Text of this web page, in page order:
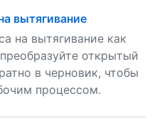
вытягивание
на вытягивание как
открытый
в черновик, чтобы
процессом.